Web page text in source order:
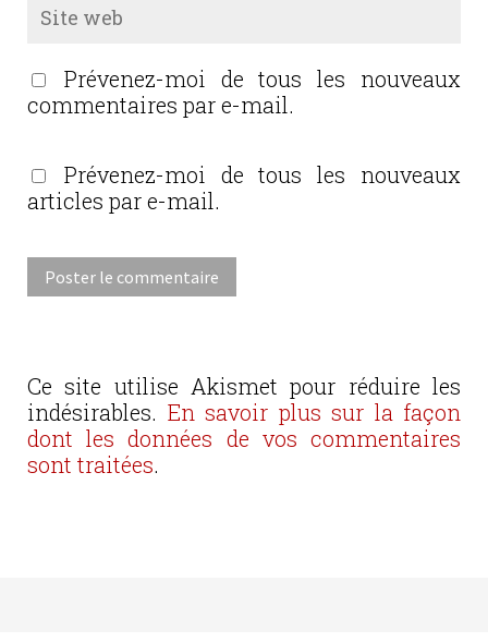
Prévenez-moi de tous les nouveaux
commentaires par e-mail.
Prévenez-moi de tous les nouveaux
articles par e-mail.
Ce site utilise Akismet pour réduire les
indésirables. En savoir plus sur la façon
dont les données de vos commentaires
sont traitées.